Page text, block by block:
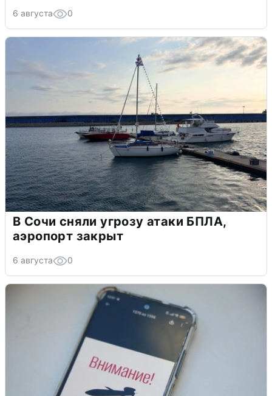
6 августа 0
В Сочи сняли угрозу атаки БПЛА,
аэропорт закрыт
6 августа 0